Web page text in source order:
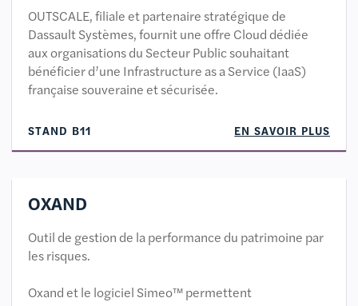
OUTSCALE, filiale et partenaire stratégique de
Dassault Systèmes, fournit une offre Cloud dédiée
aux organisations du Secteur Public souhaitant
bénéficier d’une Infrastructure as a Service (IaaS)
française souveraine et sécurisée.
STAND B11 EN SAVOIR PLUS
OXAND
Outil de gestion de la performance du patrimoine par
les risques.
Oxand et le logiciel Simeo™ permettent